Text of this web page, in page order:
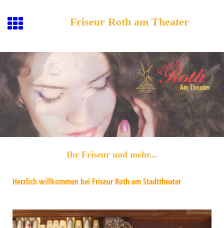
Friseur Roth am Theater
Ihr Friseur und mehr...
Herzlich willkommen bei Friseur Roth am Stadttheater